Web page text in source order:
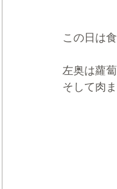
この日は
左奥は蘿
そして肉